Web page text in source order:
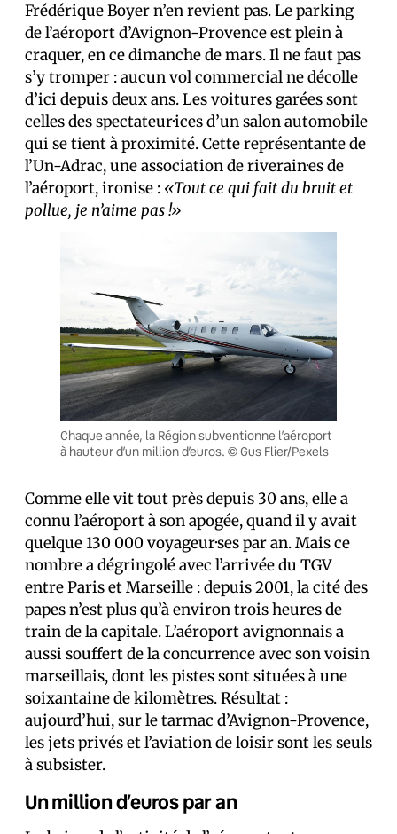
Frédérique Boyer n’en revient pas. Le parking
de l’aéroport d’Avignon-Provence est plein à
craquer, en ce dimanche de mars. Il ne faut pas
s’y tromper : aucun vol commercial ne décolle
d’ici depuis deux ans. Les voitures garées sont
celles des spectateur·ices d’un salon automobile
qui se tient à proximité. Cette représentante de
l’Un-Adrac, une association de riverain·es de
l’aéroport, ironise : «Tout ce qui fait du bruit et
pollue, je n’aime pas !»
Chaque année, la Région subventionne l’aéroport
à hauteur d’un million d’euros. © Gus Flier/Pexels
Comme elle vit tout près depuis 30 ans, elle a
connu l’aéroport à son apogée, quand il y avait
quelque 130 000 voyageur·ses par an. Mais ce
nombre a dégringolé avec l’arrivée du TGV
entre Paris et Marseille : depuis 2001, la cité des
papes n’est plus qu’à environ trois heures de
train de la capitale. L’aéroport avignonnais a
aussi souffert de la concurrence avec son voisin
marseillais, dont les pistes sont situées à une
soixantaine de kilomètres. Résultat :
aujourd’hui, sur le tarmac d’Avignon-Provence,
les jets privés et l’aviation de loisir sont les seuls
à subsister.
Un million d’euros par an